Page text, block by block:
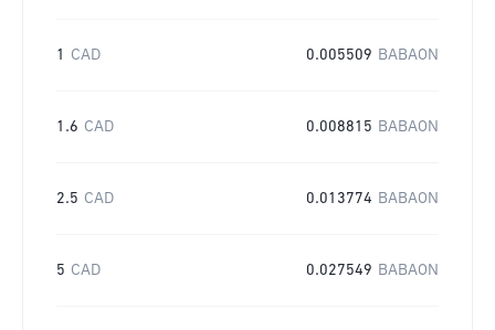
1 CAD 0.005509 BABAON
1.6 CAD 0.008815 BABAON
2.5 CAD 0.013774 BABAON
5 CAD 0.027549 BABAON